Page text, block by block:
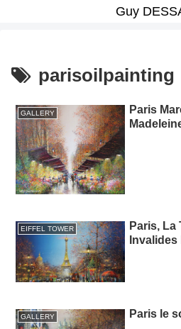
Guy
parisoilpainting
GALLERY
Paris
EIFFEL TOWER
Paris, La
GALLERY Paris le